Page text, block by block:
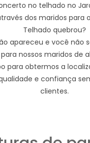
no telhado no
dos maridos para
Telhado quebrou?
apareceu e você não
para nossos maridos de
para obtermos a
e confiança
clientes.